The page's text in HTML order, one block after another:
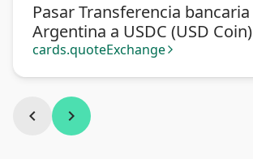
Pasar Transferencia bancaria
Argentina a USDC (USD Coin)
cards.quoteExchange arrow_forward_ios
chevron_left chevron_right